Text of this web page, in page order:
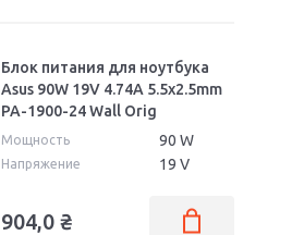
Блок питания для ноутбука
Asus 90W 19V 4.74A 5.5x2.5mm
PA-1900-24 Wall Orig
Мощность 90 W
Напряжение 19 V
904,0 ₴